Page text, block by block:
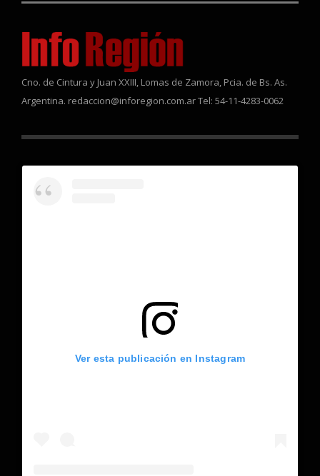
Cno. de Cintura y Juan XXIII, Lomas de Zamora, Pcia. de Bs. As.
Argentina. redaccion@inforegion.com.ar Tel: 54-11-4283-0062
Ver esta publicación en Instagram